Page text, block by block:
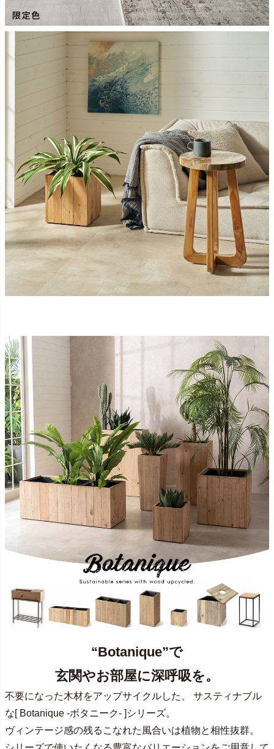
“Botanique”で
玄関やお部屋に深呼吸を。
不要になった木材をアップサイクルした、 サスティナブル
な[ Botanique -ボタニーク- ]シリーズ。
ヴィンテージ感の残るこなれた風合いは植物と相性抜群。